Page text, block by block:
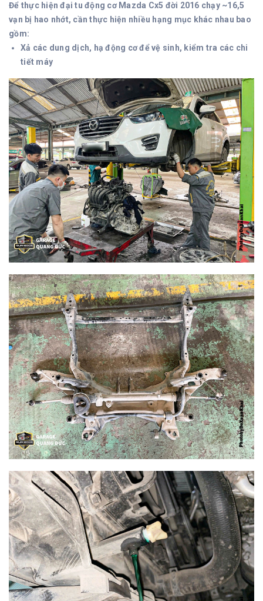
Để thực hiện đại tu động cơ Mazda Cx5 đời 2016 chạy ~16,5
vạn bị hao nhớt, cần thực hiện nhiều hạng mục khác nhau bao
gồm:
Xả các dung dịch, hạ động cơ để vệ sinh, kiểm tra các chi
tiết máy